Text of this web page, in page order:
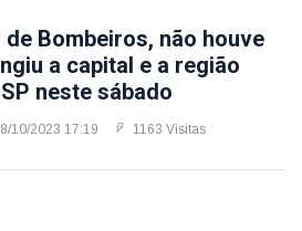
Bombeiros, não houve
a capital e a região
neste sábado
10/2023 17:19 1163 Visitas